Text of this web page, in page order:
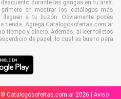
durante las gangas en tu área.
en mostrar los catálogos más
a tu buzón. Obviamente podés
tienda. Agregá Catalogosofertas.com.ar
tiempo y dinero. Además, al leer folletos
de papel, lo cual es bueno para
Catalogosofertas.com.ar 2026 | Aviso